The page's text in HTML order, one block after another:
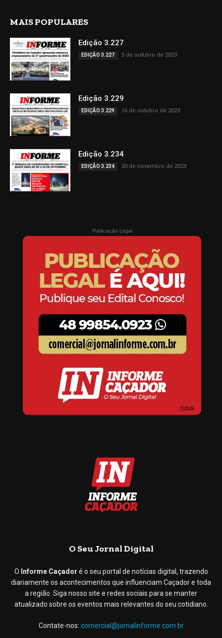
MAIS POPULARES
Edição 3.227
EDIÇÃO 3.227 5 de outubro de 2023
Edição 3.229
EDIÇÃO 3.229 16 de outubro de 2023
Edição 3.234
EDIÇÃO 3.234 20 de novembro de 2023
Publicação Legal
O Seu Jornal Digital
O Informe Caçador é o seu portal de notícias digital, trazendo
diariamente os acontecimentos que influenciam Caçador e toda
a região. Siga nosso site e redes sociais para se manter
atualizado sobre os eventos mais relevantes do seu cotidiano.
Contate-nos: comercial@jornalinforme.com.br